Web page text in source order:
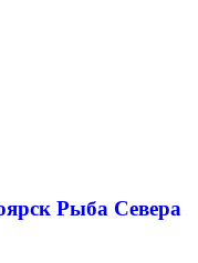
Рыба Севера